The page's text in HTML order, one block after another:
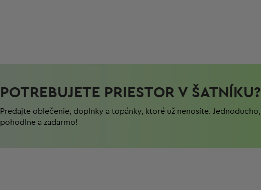
POTREBUJETE PRIESTOR V ŠATNÍKU?
Predajte oblečenie, doplnky a topánky, ktoré už nenosíte. Jednoduchо,
pohodlnе a zadarmo!